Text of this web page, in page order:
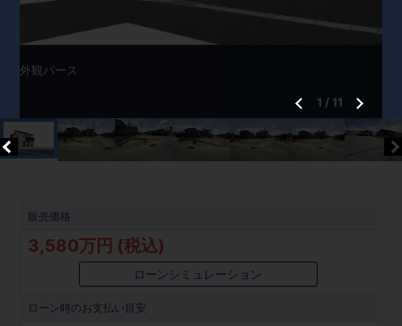
販売価格
3,580万円 (税込)
ローンシミュレーション
ローン時のお支払い目安
外観パース
1 / 11